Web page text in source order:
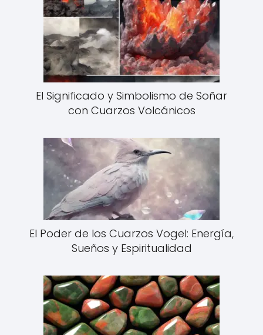
El Significado y Simbolismo de Soñar
con Cuarzos Volcánicos
El Poder de los Cuarzos Vogel: Energía,
Sueños y Espiritualidad